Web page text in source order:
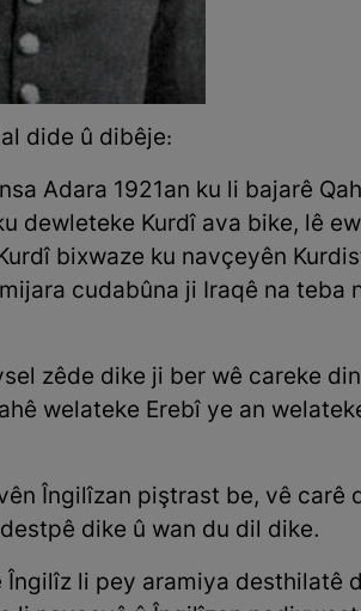
dide û dibêje:
Adara 1921an ku li bajarê
dewleteke Kurdî ava bike, lê
bixwaze ku navçeyên
cudabûna ji Iraqê na teba
zêde dike ji ber wê careke
welateke Erebî ye an
Îngilîzan piştrast be, vê carê
dike û wan du dil dike.
Îngilîz li pey aramiya desthilatê